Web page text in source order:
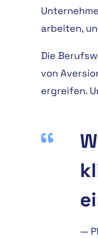
arbeiten,
Die
von
ergreifen.
—